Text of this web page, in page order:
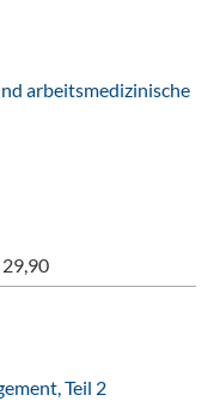
arbeitsmedizinische
29,90
Teil 2